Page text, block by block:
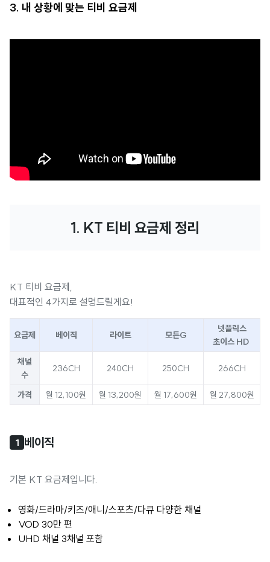
3. 내 상황에 맞는 티비 요금제
1. KT 티비 요금제 정리
KT 티비 요금제,
대표적인 4가지로 설명드릴게요!
요금제 베이직 라이트 모든G
넷플릭스
초이스 HD
채널
수
236CH 240CH 250CH 266CH
가격 월 12,100원 월 13,200원 월 17,600원 월 27,800원
1 베이직
기본 KT 요금제입니다.
영화/드라마/키즈/애니/스포츠/다큐 다양한 채널
VOD 30만 편
UHD 채널 3채널 포함